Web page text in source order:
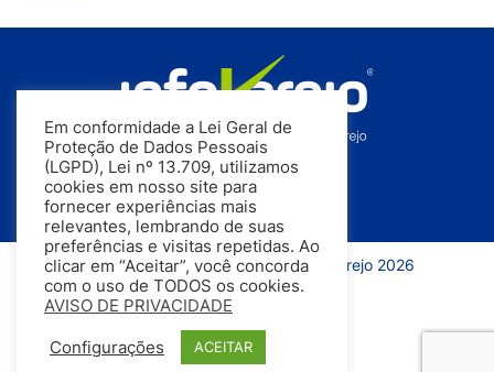
Todos os direitos reservados | InfoVarejo 2026
Em conformidade a Lei Geral de
Proteção de Dados Pessoais
(LGPD), Lei nº 13.709, utilizamos
cookies em nosso site para
fornecer experiências mais
relevantes, lembrando de suas
preferências e visitas repetidas. Ao
clicar em “Aceitar”, você concorda
com o uso de TODOS os cookies.
AVISO DE PRIVACIDADE
Configurações ACEITAR